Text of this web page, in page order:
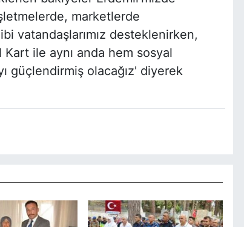
marketlerde
vatandaşlarımız desteklenirken,
Kart ile aynı anda hem sosyal
güçlendirmiş olacağız' diyerek